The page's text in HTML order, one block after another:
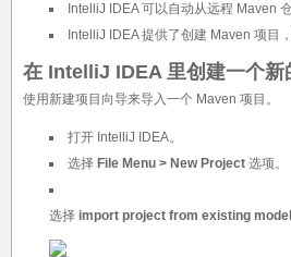
IntelliJ IDEA 可以自动从远程 Maven
IntelliJ IDEA 提供了创建 Maven 项目
在 IntelliJ IDEA 里创建一个新
使用新建项目向导来导入一个 Maven 项目。
打开 IntelliJ IDEA。
选择 File Menu > New Project 选项。
选择 import project from existing model